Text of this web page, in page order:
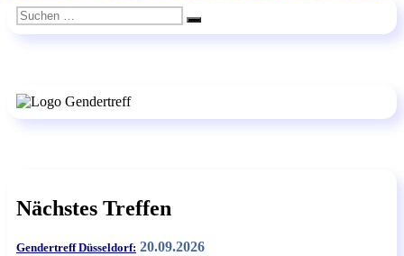
Suchen
nach:
Suchen
Nächstes Treffen
Gendertreff Düsseldorf: 20.09.2026